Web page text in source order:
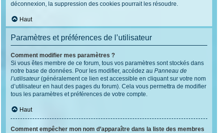
déconnexion, la suppression des cookies pourrait les résoudre.
Haut
Paramètres et préférences de l’utilisateur
Comment modifier mes paramètres ?
Si vous êtes membre de ce forum, tous vos paramètres sont stockés dans
notre base de données. Pour les modifier, accédez au Panneau de
l’utilisateur(généralement ce lien est accessible en cliquant sur votre nom
d’utilisateur en haut des pages du forum). Cela vous permettra de modifier
tous les paramètres et préférences de votre compte.
Haut
Comment empêcher mon nom d’apparaître dans la liste des membres